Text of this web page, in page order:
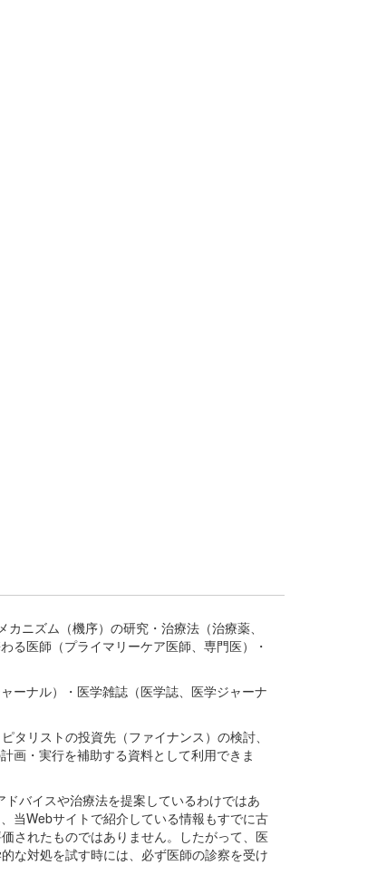
ニズム（機序）の研究・治療法（治療薬、
る医師（プライマリーケア医師、専門医）・
ーナル）・医学雑誌（医学誌、医学ジャーナ
リストの投資先（ファイナンス）の検討、
画・実行を補助する資料として利用できま
バイスや治療法を提案しているわけではあ
当Webサイトで紹介している情報もすでに古
されたものではありません。したがって、医
な対処を試す時には、必ず医師の診察を受け